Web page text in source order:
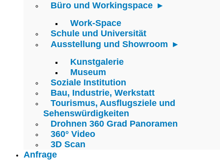
Büro und Workingspace
Work-Space
Schule und Universität
Ausstellung und Showroom
Kunstgalerie
Museum
Soziale Institution
Bau, Industrie, Werkstatt
Tourismus, Ausflugsziele und
Sehenswürdigkeiten
Drohnen 360 Grad Panoramen
360° Video
3D Scan
Anfrage